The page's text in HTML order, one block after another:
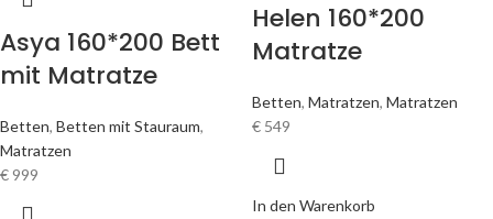
Asya 160*200 Bett
mit Matratze
Betten, Betten mit Stauraum,
Matratzen
€ 999
Helen 160*200
Matratze
Betten, Matratzen, Matratzen
€ 549
In den Warenkorb